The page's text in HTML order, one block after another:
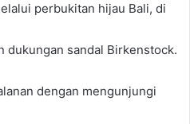
perbukitan hijau Bali, di
dukungan sandal Birkenstock.
dengan mengunjungi